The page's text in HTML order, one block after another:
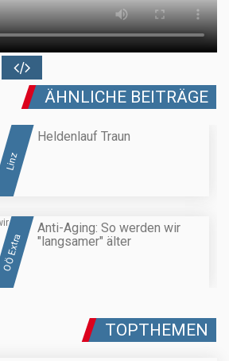
ÄHNLICHE BEITRÄGE
Linz
Heldenlauf Traun
OÖ Extra
Anti-Aging: So werden wir
"langsamer" älter
TOPTHEMEN